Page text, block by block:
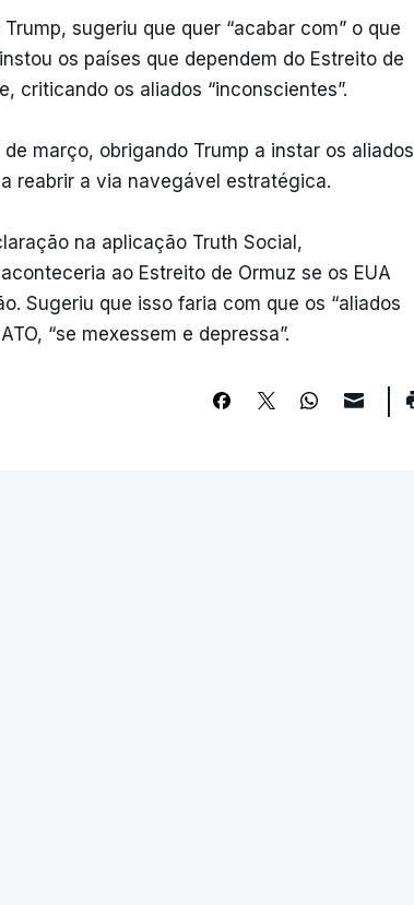
sugeriu que quer “acabar com” o que
os países que dependem do Estreito de
criticando os aliados “inconscientes”.
março, obrigando Trump a instar os aliados
reabrir a via navegável estratégica.
na aplicação Truth Social,
ao Estreito de Ormuz se os EUA
Sugeriu que isso faria com que os “aliados
“se mexessem e depressa”.